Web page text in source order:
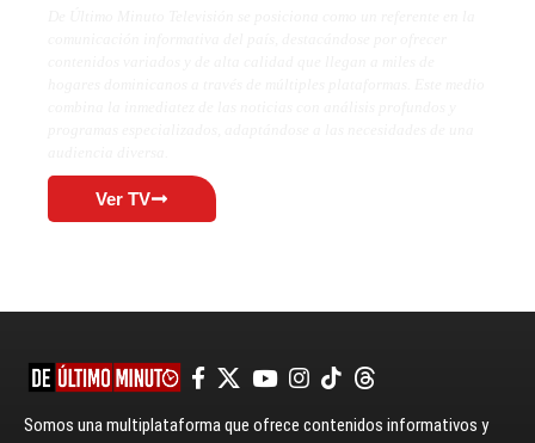
Ver TV
Somos una multiplataforma que ofrece contenidos informativos y